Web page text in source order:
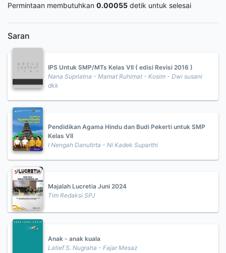
Permintaan membutuhkan 0.00055 detik untuk selesai
Saran
IPS Untuk SMP/MTs Kelas VII ( edisi Revisi 2016 )
Nana Supriatna - Mamat Ruhimat - Kosim - Dwi susani
dkk
Pendidikan Agama Hindu dan Budi Pekerti untuk SMP
Kelas VII
I Nengah Danutirta - Ni Kadek Suparthi
Majalah Lucretia Juni 2024
Tim Redaksi SPJ
Anak - anak kuala
Latief S. Nugraha - Fajar Mesaz